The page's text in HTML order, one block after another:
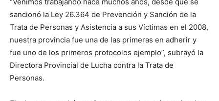
sancionó la Ley 26.364 de Prevención y Sanción de la
Trata de Personas y Asistencia a sus Víctimas en el 2008,
nuestra provincia fue una de las primeras en adherir y
fue uno de los primeros protocolos ejemplo”, subrayó la
Directora Provincial de Lucha contra la Trata de
Personas.